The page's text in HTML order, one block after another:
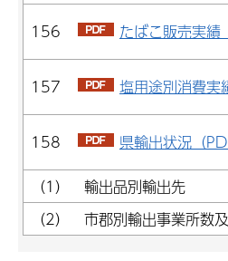
156
たばこ販売実績
157 塩用途別消費実
158
県輸出状況（
（1） 輸出品別輸出先
（2） 市郡別輸出事業所数